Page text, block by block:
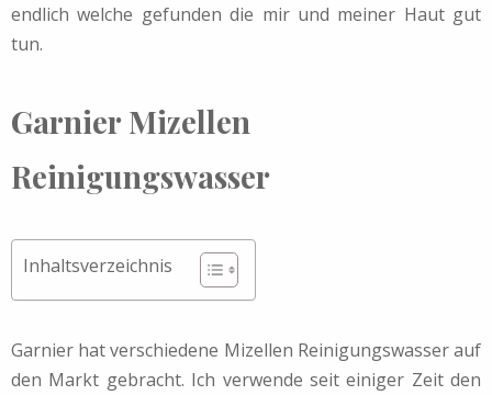
endlich welche gefunden die mir und meiner Haut gut
tun.
Garnier Mizellen
Reinigungswasser
Inhaltsverzeichnis
Garnier hat verschiedene Mizellen Reinigungswasser auf
den Markt gebracht. Ich verwende seit einiger Zeit den